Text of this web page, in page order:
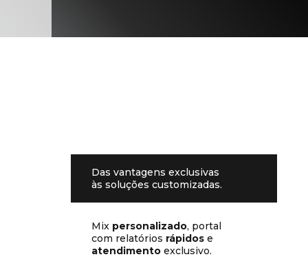
Das vantagens exclusivas
às soluções customizadas.
Mix personalizado, portal
com relatórios rápidos e
atendimento exclusivo.